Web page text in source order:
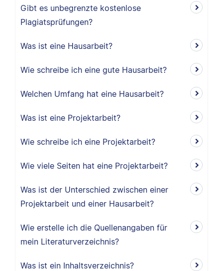
Gibt es unbegrenzte kostenlose
Plagiatsprüfungen?
Was ist eine Hausarbeit?
Wie schreibe ich eine gute Hausarbeit?
Welchen Umfang hat eine Hausarbeit?
Was ist eine Projektarbeit?
Wie schreibe ich eine Projektarbeit?
Wie viele Seiten hat eine Projektarbeit?
Was ist der Unterschied zwischen einer
Projektarbeit und einer Hausarbeit?
Wie erstelle ich die Quellenangaben für
mein Literaturverzeichnis?
Was ist ein Inhaltsverzeichnis?